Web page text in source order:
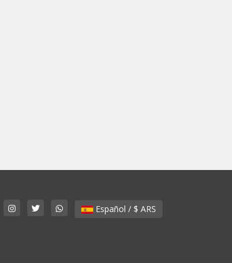
Español / $ ARS